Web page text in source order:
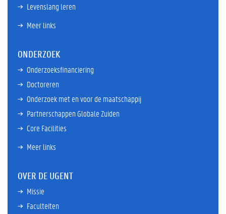
Levenslang leren
Meer links
ONDERZOEK
Onderzoeksfinanciering
Doctoreren
Onderzoek met en voor de maatschappij
Partnerschappen Globale Zuiden
Core Facilities
Meer links
OVER DE UGENT
Missie
Faculteiten